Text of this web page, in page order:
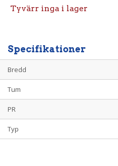
Tyvärr inga i lager
Specifikationer
Bredd
Tum
PR
Typ